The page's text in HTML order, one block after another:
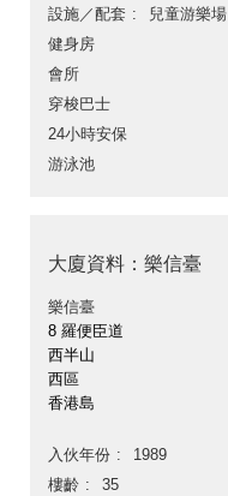
設施／配套
兒童游樂場
健身房
會所
穿梭巴士
24小時安保
游泳池
大廈資料：樂信臺
樂信臺
8 羅便臣道
西半山
西區
香港島
入伙年份
1989
樓齡
35